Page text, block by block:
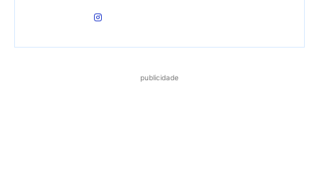
publicidade